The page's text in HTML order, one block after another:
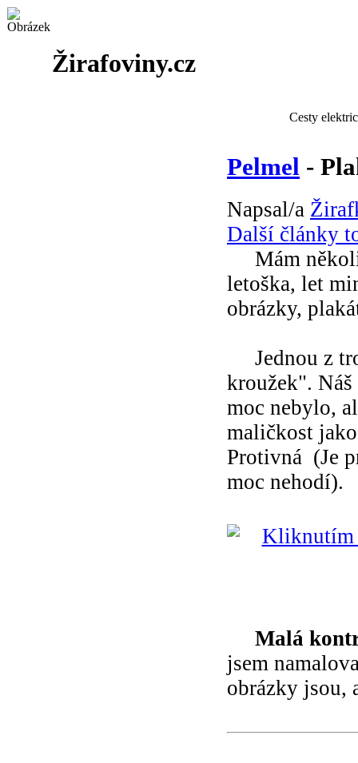
Žirafoviny.cz
Cesty
Pelmel -
Napsal/a
Další články
Mám
letoška, let
obrázky,
Jednou z
kroužek".
moc nebylo,
maličkost
Protivná (Je
moc nehodí).
Malá
jsem
obrázky jsou,